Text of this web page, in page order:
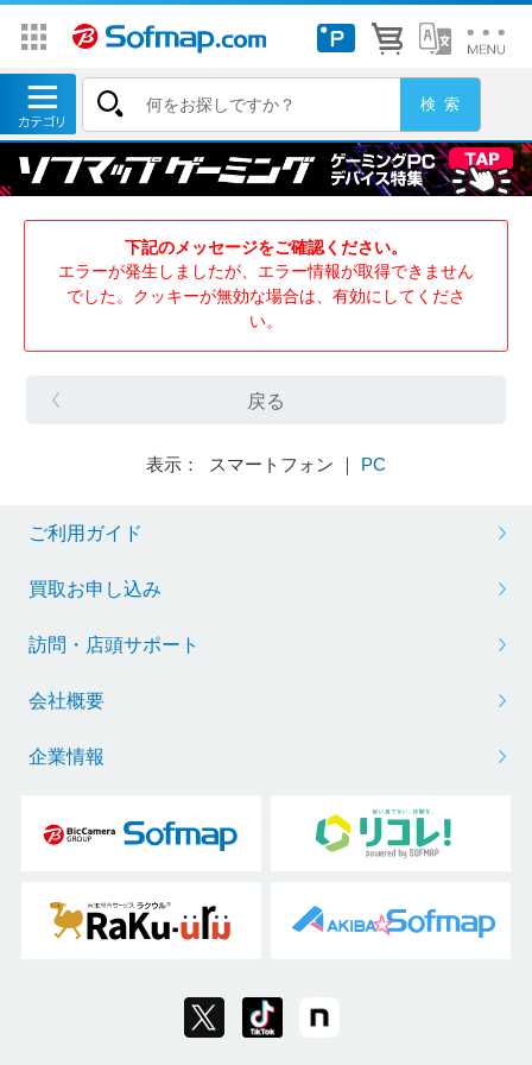
下記のメッセージをご確認ください。
エラーが発生しましたが、エラー情報が取得できません
でした。クッキーが無効な場合は、有効にしてくださ
い。
戻る
表示： スマートフォン ｜ PC
ご利用ガイド
買取お申し込み
訪問・店頭サポート
会社概要
企業情報